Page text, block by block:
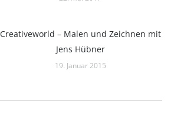
Creativeworld – Malen und Zeichnen mit
Jens Hübner
19. Januar 2015